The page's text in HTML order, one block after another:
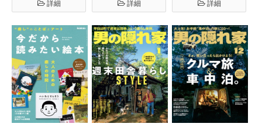
詳細 詳細 詳細